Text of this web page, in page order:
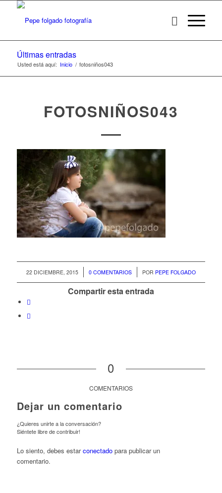
Últimas entradas
Usted está aquí: Inicio / fotosniños043
FOTOSNIÑOS043
22 DICIEMBRE, 2015
/ 0 COMENTARIOS
/ POR PEPE FOLGADO
Compartir esta entrada
0
COMENTARIOS
Dejar un comentario
¿Quieres unirte a la conversación?
Siéntete libre de contribuir!
Lo siento, debes estarconectadopara publicar un
comentario.